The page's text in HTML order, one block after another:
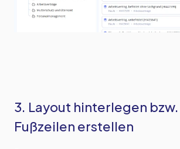
3. Layout hinterlegen
Fußzeilen erstellen